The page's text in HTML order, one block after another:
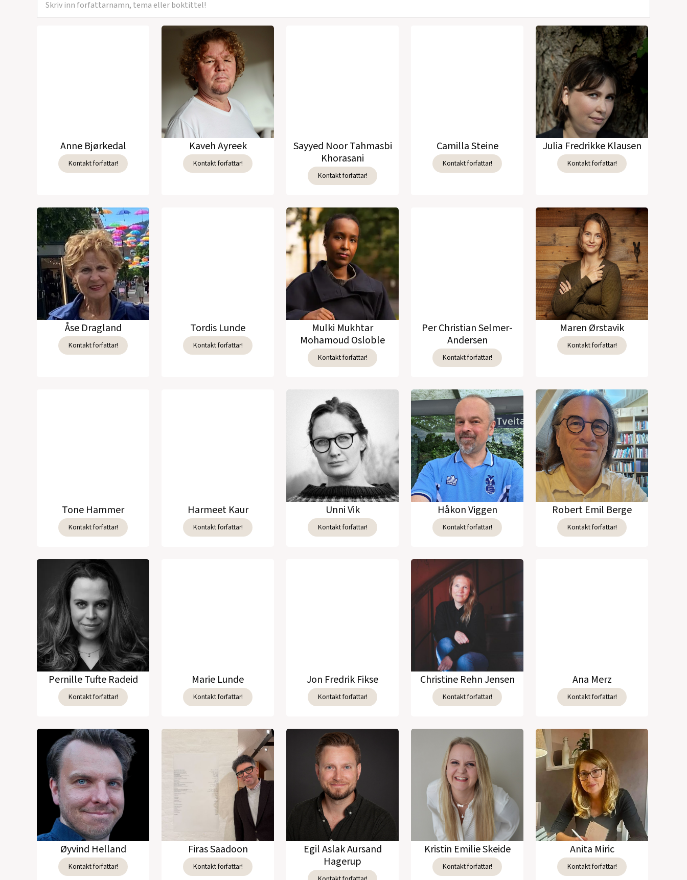
Anne Bjørkedal
Kontakt forfattar!
Kaveh Ayreek
Kontakt forfattar!
Sayyed Noor Tahmasbi
Khorasani
Kontakt forfattar!
Camilla Steine
Kontakt forfattar!
Julia Fredrikke Klausen
Kontakt forfattar!
Åse Dragland
Kontakt forfattar!
Tordis Lunde
Kontakt forfattar!
Mulki Mukhtar
Mohamoud Osloble
Kontakt forfattar!
Per Christian Selmer-
Andersen
Kontakt forfattar!
Maren Ørstavik
Kontakt forfattar!
Tone Hammer
Kontakt forfattar!
Harmeet Kaur
Kontakt forfattar!
Unni Vik
Kontakt forfattar!
Håkon Viggen
Kontakt forfattar!
Robert Emil Berge
Kontakt forfattar!
Pernille Tufte Radeid
Kontakt forfattar!
Marie Lunde
Kontakt forfattar!
Jon Fredrik Fikse
Kontakt forfattar!
Christine Rehn Jensen
Kontakt forfattar!
Ana Merz
Kontakt forfattar!
Øyvind Helland
Kontakt forfattar!
Firas Saadoon
Kontakt forfattar!
Egil Aslak Aursand
Hagerup
Kristin Emilie Skeide
Kontakt forfattar!
Anita Miric
Kontakt forfattar!